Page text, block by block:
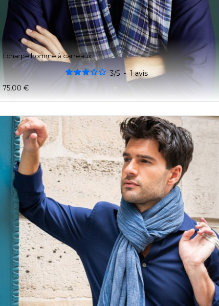
Écharpe homme à carreaux...
3/5 - 1avis
75,00 €